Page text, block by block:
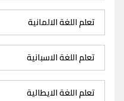
تعلم اللغة الالمانية
تعلم اللغة الاسبانية
تعلم اللغة الايطالية